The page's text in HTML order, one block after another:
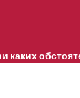
каких